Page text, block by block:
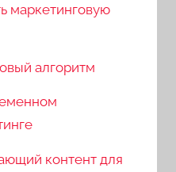
маркетинговую
алгоритм
контент для